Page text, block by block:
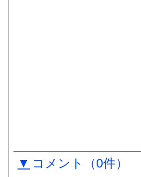
▼ コメント （0件）